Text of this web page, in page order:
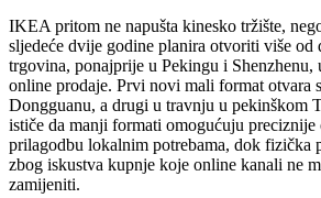
IKEA pritom ne napušta kinesko tržište,
sljedeće dvije godine planira otvoriti više od
trgovina, ponajprije u Pekingu i Shenzhenu,
online prodaje. Prvi novi mali format otvara
Dongguanu, a drugi u travnju u pekinškom
ističe da manji formati omogućuju
prilagodbu lokalnim potrebama, dok fizička
zbog iskustva kupnje koje online kanali ne
zamijeniti.